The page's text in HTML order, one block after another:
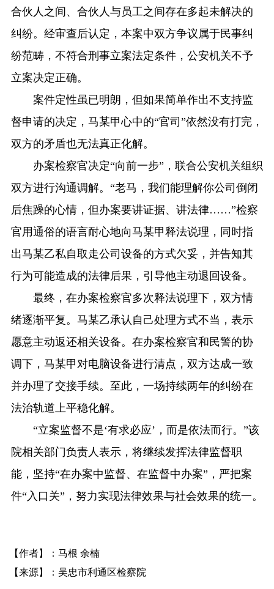
合伙人之间、合伙人与员工之间存在多起未解决的
纠纷。经审查后认定，本案中双方争议属于民事纠
纷范畴，不符合刑事立案法定条件，公安机关不予
立案决定正确。
案件定性虽已明朗，但如果简单作出不支持监
督申请的决定，马某甲心中的“官司”依然没有打完，
双方的矛盾也无法真正化解。
办案检察官决定“向前一步”，联合公安机关组织
双方进行沟通调解。“老马，我们能理解你公司倒闭
后焦躁的心情，但办案要讲证据、讲法律……”检察
官用通俗的语言耐心地向马某甲释法说理，同时指
出马某乙私自取走公司设备的方式欠妥，并告知其
行为可能造成的法律后果，引导他主动退回设备。
最终，在办案检察官多次释法说理下，双方情
绪逐渐平复。马某乙承认自己处理方式不当，表示
愿意主动返还相关设备。在办案检察官和民警的协
调下，马某甲对电脑设备进行清点，双方达成一致
并办理了交接手续。至此，一场持续两年的纠纷在
法治轨道上平稳化解。
“立案监督不是‘有求必应’，而是依法而行。”该
院相关部门负责人表示，将继续发挥法律监督职
能，坚持“在办案中监督、在监督中办案”，严把案
件“入口关”，努力实现法律效果与社会效果的统一。
【作者】：马根 余楠
【来源】：吴忠市利通区检察院